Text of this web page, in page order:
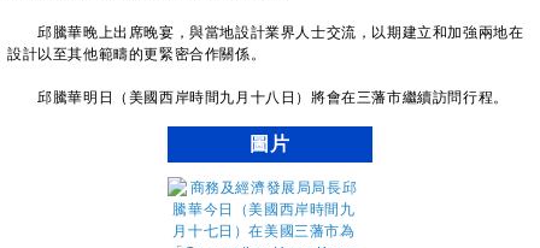
邱騰華晚上出席晚宴，與當地設計業界人士交流，以期建立和加強兩地在
設計以至其他範疇的更緊密合作關係。
邱騰華明日（美國西岸時間九月十八日）將會在三藩市繼續訪問行程。
圖片